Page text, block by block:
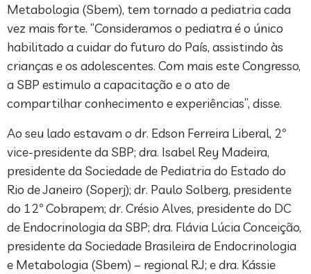
Metabologia (Sbem), tem tornado a pediatria cada
vez mais forte. “Consideramos o pediatra é o único
habilitado a cuidar do futuro do País, assistindo às
crianças e os adolescentes. Com mais este Congresso,
a SBP estimulo a capacitação e o ato de
compartilhar conhecimento e experiências”, disse.
Ao seu lado estavam o dr. Edson Ferreira Liberal, 2º
vice-presidente da SBP; dra. Isabel Rey Madeira,
presidente da Sociedade de Pediatria do Estado do
Rio de Janeiro (Soperj); dr. Paulo Solberg, presidente
do 12º Cobrapem; dr. Crésio Alves, presidente do DC
de Endocrinologia da SBP; dra. Flávia Lúcia Conceição,
presidente da Sociedade Brasileira de Endocrinologia
e Metabologia (Sbem) – regional RJ; e dra. Kássie